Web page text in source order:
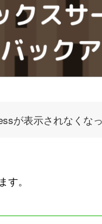
が表示されなくな
。